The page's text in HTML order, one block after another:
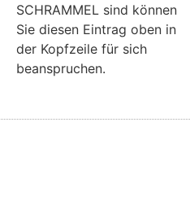
SCHRAMMEL sind können
Sie diesen Eintrag oben in
der Kopfzeile für sich
beanspruchen.